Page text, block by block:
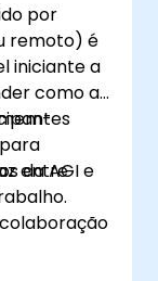
por
remoto) é
iniciante a
como a
entre
da AGI e